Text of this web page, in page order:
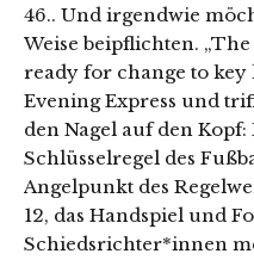
46.. Und irgendwie
Weise beipflichten. „The
ready for change to key
Evening Express und
den Nagel auf den Kopf:
Schlüsselregel des
Angelpunkt des
12, das Handspiel und
Schiedsrichter*innen